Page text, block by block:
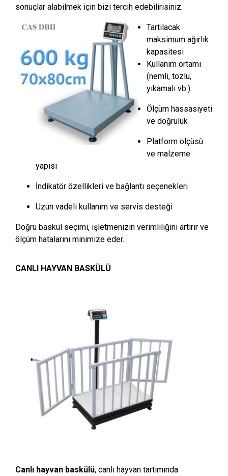
sonuçlar alabilmek için bizi tercih edebilirisiniz.
Tartılacak
maksimum ağırlık
kapasitesi
Kullanım ortamı
(nemli, tozlu,
yıkamalı vb.)
Ölçüm hassasiyeti
ve doğruluk
Platform ölçüsü
ve malzeme
yapısı
İndikatör özellikleri ve bağlantı seçenekleri
Uzun vadeli kullanım ve servis desteği
Doğru baskül seçimi, işletmenizin verimliliğini artırır ve
ölçüm hatalarını minimize eder.
CANLI HAYVAN BASKÜLÜ
Canlı hayvan baskülü, canlı hayvan tartımında